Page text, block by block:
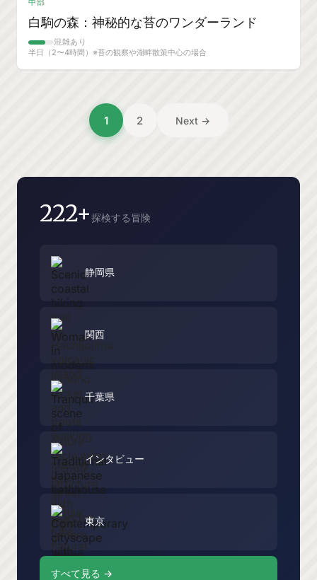
中部
白駒の森：神秘的な苔のワンダーランド
混雑あり
半日（2〜4時間）※苔の観察や湖畔散策中心の場合
ペ
1 2 Next →
222+探検する冒険
静岡県
関西
千葉県
インタビュー
東京
すべて見る →